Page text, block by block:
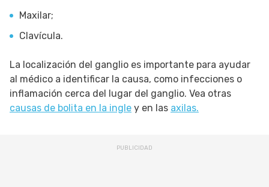
Maxilar;
Clavícula.
La localización del ganglio es importante para ayudar
al médico a identificar la causa, como infecciones o
inflamación cerca del lugar del ganglio. Vea otras
causas de bolita en la ingle y en las axilas.